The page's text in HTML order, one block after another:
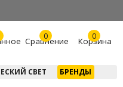
0
Сравнение 0
Корзина
СВЕТ БРЕНДЫ